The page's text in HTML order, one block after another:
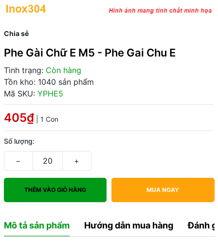
Chia sẻ
Phe Gài Chữ E M5 - Phe Gai Chu E
Tình trạng: Còn hàng
Tồn kho: 1040 sản phẩm
Mã SKU: YPHE5
405₫ | 1 Con
Số lượng:
− +
THÊM VÀO GIỎ HÀNG MUA NGAY
Mô tả sản phẩm Hướng dẫn mua hàng Đánh